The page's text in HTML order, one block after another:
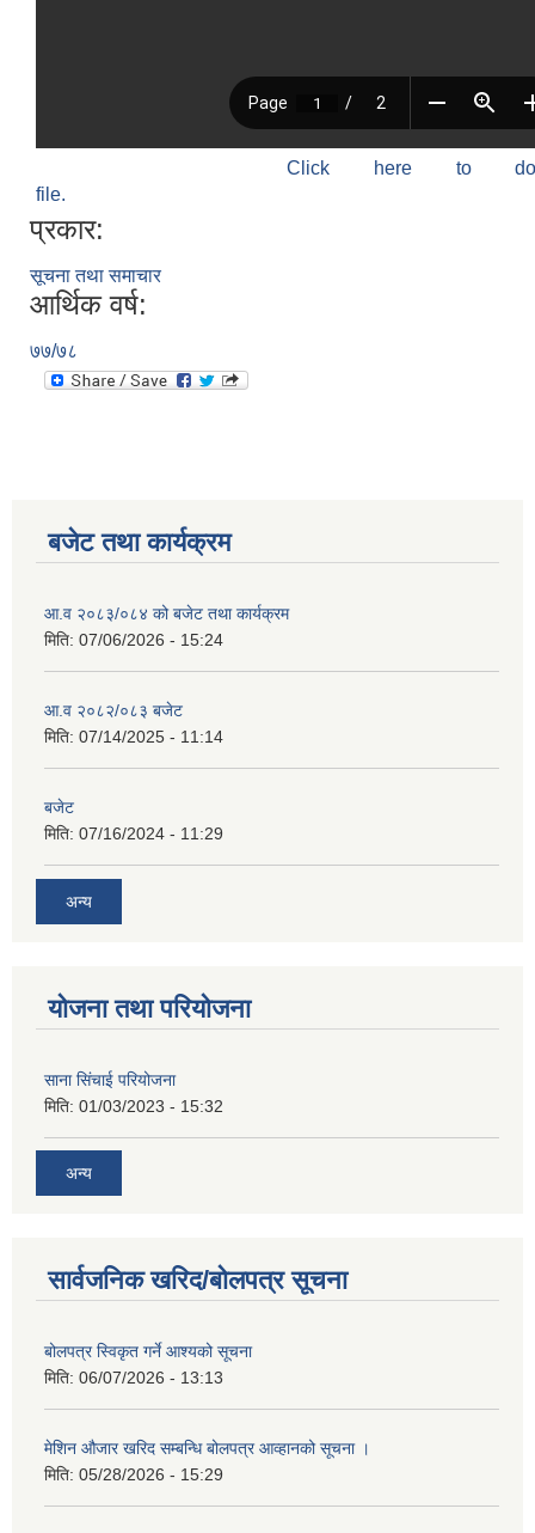
Click here to
file.
प्रकार:
सूचना तथा समाचार
आर्थिक वर्ष:
७७/७८
बजेट तथा कार्यक्रम
आ.व २०८३/०८४ को बजेट तथा कार्यक्रम
मिति: 07/06/2026 - 15:24
आ.व २०८२/०८३ बजेट
मिति: 07/14/2025 - 11:14
बजेट
मिति: 07/16/2024 - 11:29
अन्य
योजना तथा परियोजना
साना सिंचाई परियोजना
मिति: 01/03/2023 - 15:32
अन्य
सार्वजनिक खरिद/बोलपत्र सूचना
बोलपत्र स्विकृत गर्ने आश्यको सूचना
मिति: 06/07/2026 - 13:13
मेशिन औजार खरिद सम्बन्धि बोलपत्र आव्हानको सूचना ।
मिति: 05/28/2026 - 15:29